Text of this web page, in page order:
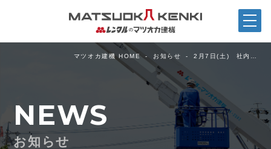
マツオカ建機 HOME お知らせ 2月7日(土) 社内…
NEWS
お知らせ